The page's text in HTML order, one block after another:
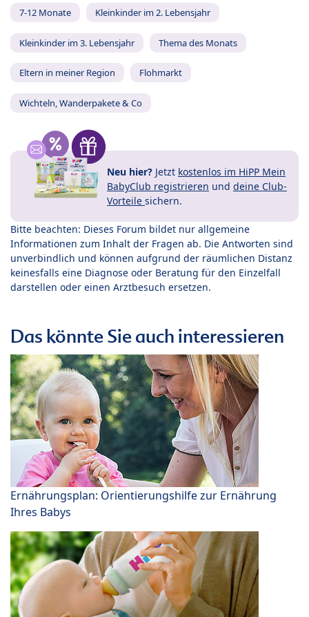
7-12 Monate Kleinkinder im 2. Lebensjahr
Kleinkinder im 3. Lebensjahr Thema des Monats
Eltern in meiner Region Flohmarkt
Wichteln, Wanderpakete & Co
Neu hier? Jetzt kostenlos im HiPP Mein
BabyClub registrieren und deine Club-
Vorteile sichern.
Bitte beachten: Dieses Forum bildet nur allgemeine
Informationen zum Inhalt der Fragen ab. Die Antworten sind
unverbindlich und können aufgrund der räumlichen Distanz
keinesfalls eine Diagnose oder Beratung für den Einzelfall
darstellen oder einen Arztbesuch ersetzen.
Das könnte Sie auch interessieren
Ernährungsplan: Orientierungshilfe zur Ernährung
Ihres Babys